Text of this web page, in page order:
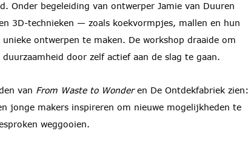
Onder begeleiding van ontwerper Jamie van Duuren
3D-technieken — zoals koekvormpjes, mallen en hun
ontwerpen te maken. De workshop draaide om
door zelf actief aan de slag te gaan.
van From Waste to Wonder en De Ontdekfabriek zien:
jonge makers inspireren om nieuwe mogelijkheden te
weggooien.